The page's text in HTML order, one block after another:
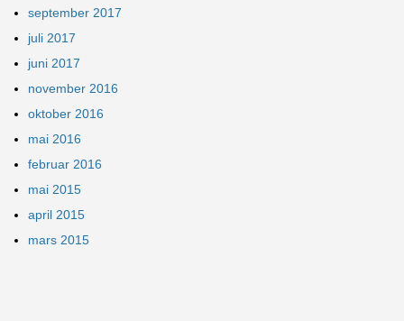
september 2017
juli 2017
juni 2017
november 2016
oktober 2016
mai 2016
februar 2016
mai 2015
april 2015
mars 2015